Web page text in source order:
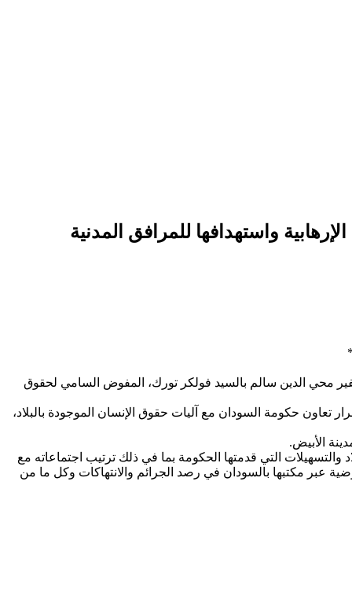
واستهدافها للمرافق المدنية
محي الدين سالم بالسيد فولكر تورك، المفوض السامي لحقوق
تعاون حكومة السودان مع آليات حقوق الإنسان الموجودة بالبلاد،
الأبيض.
التي قدمتها الحكومة بما في ذلك ترتيب اجتماعاته مع
عبر مكتبها بالسودان في رصد الجرائم والانتهاكات وكل ما من